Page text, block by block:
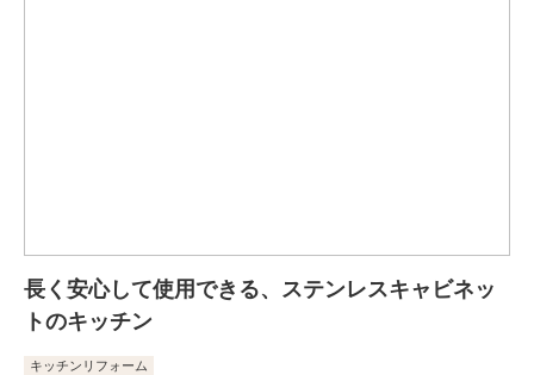
長く安心して使用できる、ステンレスキャビネッ
トのキッチン
キッチンリフォーム